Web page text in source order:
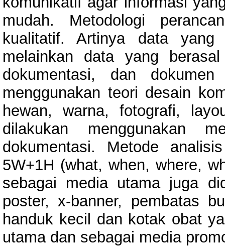
mudah. Metodologi
kualitatif. Artinya data yang
melainkan data yang
dokumentasi, dan
menggunakan teori desain
hewan, warna, fotografi,
dilakukan menggunakan
dokumentasi. Metode
5W+1H (what, when, where,
sebagai media utama juga
poster, x-banner, pembatas
handuk kecil dan kotak obat
utama dan sebagai media